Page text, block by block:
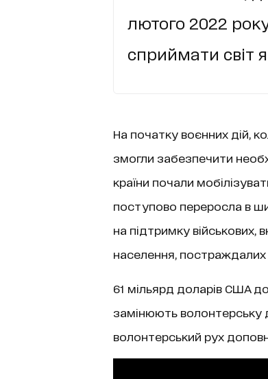
лютого 2022
сприймати світ
На початку воєнних дій,
змогли забезпечити
країни почали
поступово переросла в
на підтримку військових,
населення, постраждалих
61 мільярд доларів США
замінюють волонтерську
волонтерський рух